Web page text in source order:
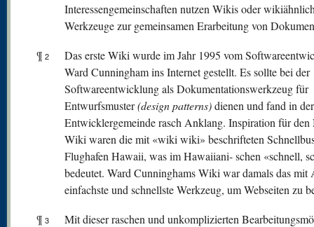
Interessengemeinschaften nutzen Wikis oder
Werkzeuge zur gemeinsamen Erarbeitung von
¶ 2
Das erste Wiki wurde im Jahr 1995 vom
Ward Cunningham ins Internet gestellt. Es sollte bei der
Softwareentwicklung als Dokumentationswerkzeug für
Entwurfsmuster(design patterns)dienen und fand in der
Entwicklergemeinde rasch Anklang. Inspiration für den
Wiki waren die mit «wiki wiki» beschrifteten
Flughafen Hawaii, was im Hawaiiani- schen «schnell,
bedeutet. Ward Cunninghams Wiki war damals das mit
einfachste und schnellste Werkzeug, um Webseiten zu
¶ 3
Mit dieser raschen und unkomplizierten